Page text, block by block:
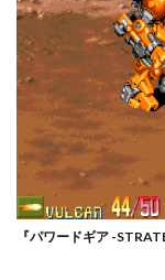
『パワードギア -